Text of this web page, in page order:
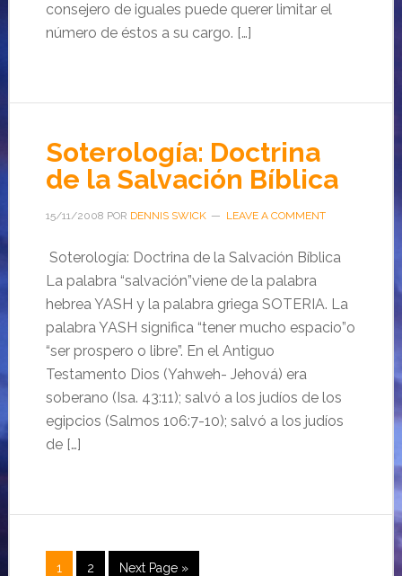
consejero de iguales puede querer limitar el
número de éstos a su cargo. […]
Soterología: Doctrina
de la Salvación Bíblica
15/11/2008 POR DENNIS SWICK LEAVE A COMMENT
Soterología: Doctrina de la Salvación Bíblica
La palabra “salvación”viene de la palabra
hebrea YASH y la palabra griega SOTERIA. La
palabra YASH significa “tener mucho espacio”o
“ser prospero o libre”. En el Antiguo
Testamento Dios (Yahweh- Jehová) era
soberano (Isa. 43:11); salvó a los judíos de los
egipcios (Salmos 106:7-10); salvó a los judíos
de […]
1 2 Next Page »